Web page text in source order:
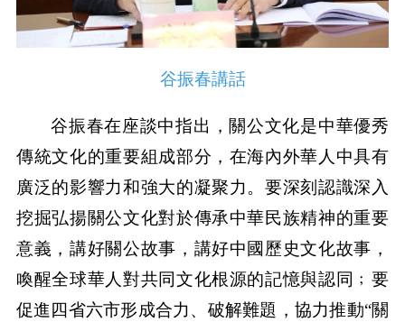
谷振春講話
谷振春在座談中指出，關公文化是中華優秀
傳統文化的重要組成部分，在海內外華人中具有
廣泛的影響力和強大的凝聚力。要深刻認識深入
挖掘弘揚關公文化對於傳承中華民族精神的重要
意義，講好關公故事，講好中國歷史文化故事，
喚醒全球華人對共同文化根源的記憶與認同﹔要
促進四省六市形成合力、破解難題，協力推動“關